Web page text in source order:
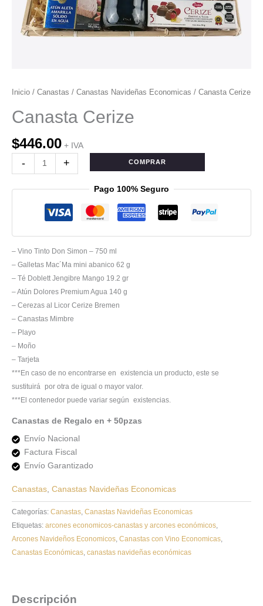
Inicio / Canastas / Canastas Navideñas Economicas / Canasta Cerize
Canasta Cerize
$446.00 + IVA
- + COMPRAR
Pago 100% Seguro
– Vino Tinto Don Simon – 750 ml
– Galletas Mac´Ma mini abanico 62 g
– Té Doblett Jengibre Mango 19.2 gr
– Atún Dolores Premium Agua 140 g
– Cerezas al Licor Cerize Bremen
– Canastas Mimbre
– Playo
– Moño
– Tarjeta
***En caso de no encontrarse en existencia un producto, este se
sustituirá por otra de igual o mayor valor.
***El contenedor puede variar según existencias.
Canastas de Regalo en + 50pzas
Envío Nacional
Factura Fiscal
Envío Garantizado
Canastas Canastas Navideñas Economicas
Categorías: Canastas, Canastas Navideñas Economicas
Etiquetas: arcones economicos-canastas y arcones económicos,
Arcones Navideños Economicos, Canastas con Vino Economicas,
Canastas Económicas, canastas navideñas económicas
Descripción